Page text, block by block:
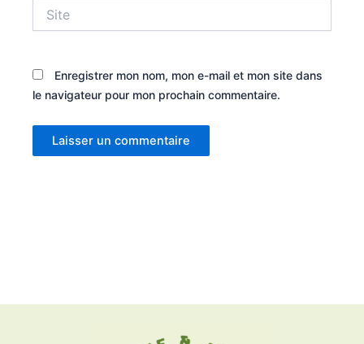
Enregistrer mon nom, mon e-mail et mon site dans
le navigateur pour mon prochain commentaire.